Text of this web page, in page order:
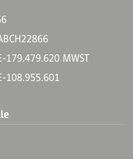
179.479.620 MWST
108.955.601